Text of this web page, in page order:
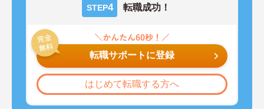
STEP4 転職成功！
転職サポートに登録
はじめて転職する方へ